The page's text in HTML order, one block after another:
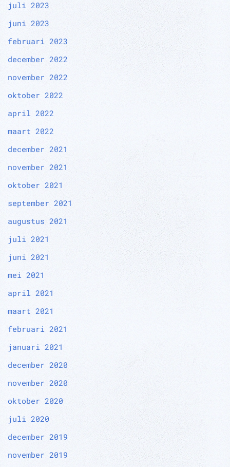
juli 2023
juni 2023
februari 2023
december 2022
november 2022
oktober 2022
april 2022
maart 2022
december 2021
november 2021
oktober 2021
september 2021
augustus 2021
juli 2021
juni 2021
mei 2021
april 2021
maart 2021
februari 2021
januari 2021
december 2020
november 2020
oktober 2020
juli 2020
december 2019
november 2019